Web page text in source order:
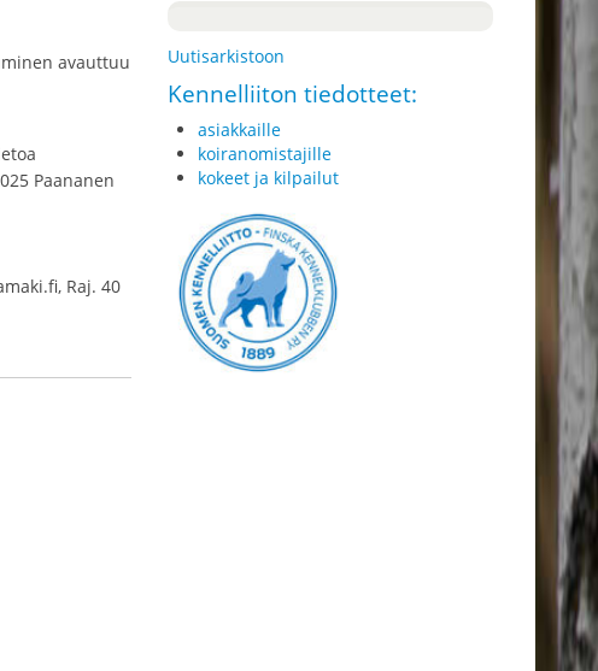
avauttuu
Paananen
Raj. 40
Uutisarkistoon
Kennelliiton tiedotteet:
asiakkaille
koiranomistajille
kokeet ja kilpailut